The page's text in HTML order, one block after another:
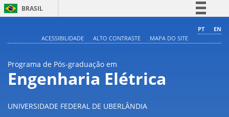
BRASIL
Comunica BR
Acesso à informação
Legislação
PT
EN
ACESSIBILIDADE
ALTO CONTRASTE MAPA DO SITE
Programa de Pós-graduação em
Engenharia Elétrica
UNIVERSIDADE FEDERAL DE UBERLÂNDIA